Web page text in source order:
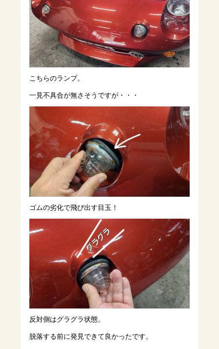
こちらのランプ。
一見不具合が無さそうですが・・・
ゴムの劣化で飛び出す目玉！
反対側はグラグラ状態。
脱落する前に発見できて良かったです。